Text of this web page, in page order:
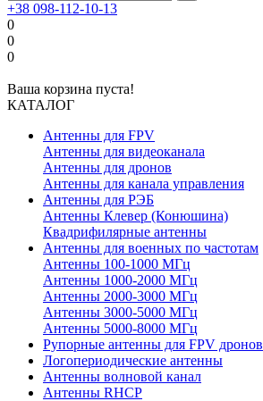
+38 098-112-10-13
0
0
0
Ваша корзина пуста!
КАТАЛОГ
Антенны для FPV
Антенны для видеоканала
Антенны для дронов
Антенны для канала управления
Антенны для РЭБ
Антенны Клевер (Конюшина)
Квадрифилярные антенны
Антенны для военных по частотам
Антенны 100-1000 МГц
Антенны 1000-2000 МГц
Антенны 2000-3000 МГц
Антенны 3000-5000 МГц
Антенны 5000-8000 МГц
Рупорные антенны для FPV дронов
Логопериодические антенны
Антенны волновой канал
Антенны RHCP